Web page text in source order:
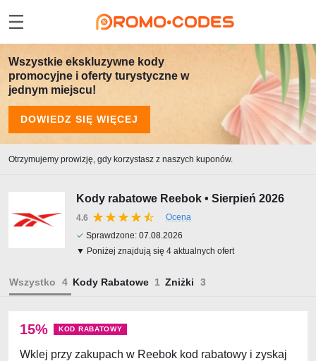
Wszystkie ekskluzywne kody
promocyjne i oferty turystyczne w
jednym miejscu!
DOWIEDZ SIĘ WIĘCEJ
Otrzymujemy prowizję, gdy korzystasz z naszych kuponów.
Kody rabatowe Reebok • Sierpień 2026
4.6
Ocena
✓ Sprawdzone: 07.08.2026
▼ Poniżej znajdują się 4 aktualnych ofert
Wszystko Kody Rabatowe Zniżki
15% KOD RABATOWY
Wklej przy zakupach w Reebok kod rabatowy i zyskaj